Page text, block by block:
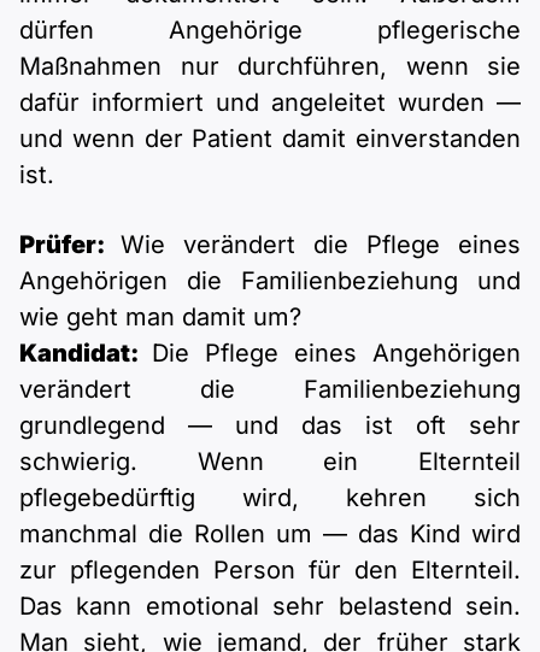
dürfen Angehörige pflegerische
Maßnahmen nur durchführen, wenn sie
dafür informiert und angeleitet wurden —
und wenn der Patient damit einverstanden
ist.
Prüfer: Wie verändert die Pflege eines
Angehörigen die Familienbeziehung und
wie geht man damit um?
Kandidat: Die Pflege eines Angehörigen
verändert die Familienbeziehung
grundlegend — und das ist oft sehr
schwierig. Wenn ein Elternteil
pflegebedürftig wird, kehren sich
manchmal die Rollen um — das Kind wird
zur pflegenden Person für den Elternteil.
Das kann emotional sehr belastend sein.
Man sieht, wie jemand, der früher stark